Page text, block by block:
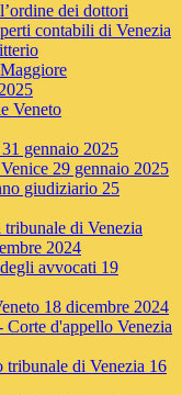
dei dottori
contabili di Venezia
Veneto
gennaio 2025
29 gennaio 2025
giudiziario 25
tribunale di Venezia
2024
avvocati 19
18 dicembre 2024
d'appello Venezia
tribunale di Venezia 16